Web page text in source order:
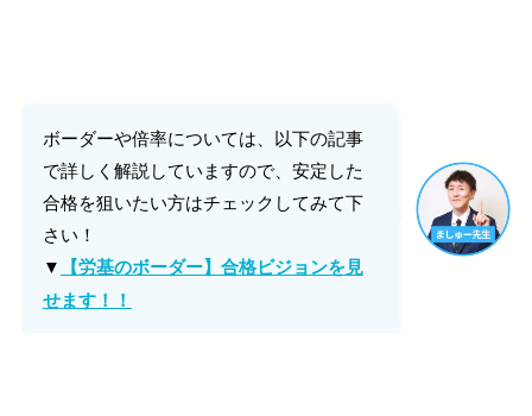
ボーダーや倍率については、以下の記事
で詳しく解説していますので、安定した
合格を狙いたい方はチェックしてみて下
さい！
▼ 【労基のボーダー】合格ビジョンを見
せます！！